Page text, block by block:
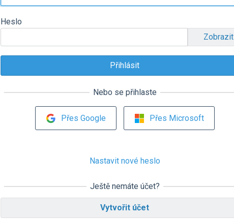
Heslo
Zobrazit
Nebo se přihlaste
Přes Google Přes Microsoft
Nastavit nové heslo
Ještě nemáte účet?
Vytvořit účet